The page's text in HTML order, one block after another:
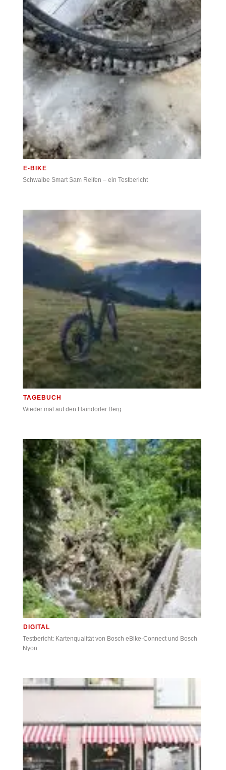
E-BIKE
Schwalbe Smart Sam Reifen – ein Testbericht
TAGEBUCH
Wieder mal auf den Haindorfer Berg
DIGITAL
Testbericht: Kartenqualität von Bosch eBike-Connect und Bosch
Nyon